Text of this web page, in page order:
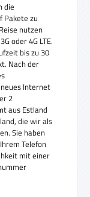
die
Pakete zu
nutzen
oder 4G LTE.
bis zu 30
Nach der
Internet
2
aus Estland
die wir als
Sie haben
Telefon
mit einer